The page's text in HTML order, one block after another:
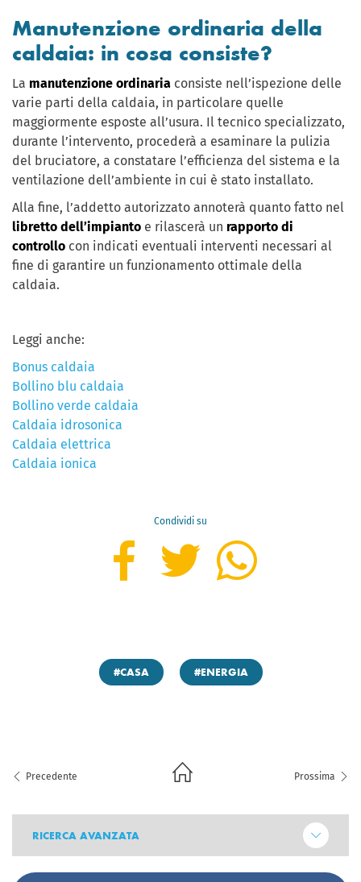
Manutenzione ordinaria della
caldaia: in cosa consiste?
La manutenzione ordinaria consiste nell’ispezione delle
varie parti della caldaia, in particolare quelle
maggiormente esposte all’usura. Il tecnico specializzato,
durante l’intervento, procederà a esaminare la pulizia
del bruciatore, a constatare l’efficienza del sistema e la
ventilazione dell’ambiente in cui è stato installato.
Alla fine, l’addetto autorizzato annoterà quanto fatto nel
libretto dell’impianto e rilascerà un rapporto di
controllo con indicati eventuali interventi necessari al
fine di garantire un funzionamento ottimale della
caldaia.
Leggi anche:
Bonus caldaia
Bollino blu caldaia
Bollino verde caldaia
Caldaia idrosonica
Caldaia elettrica
Caldaia ionica
Condividi su
#CASA #ENERGIA
Precedente Prossima
RICERCA AVANZATA